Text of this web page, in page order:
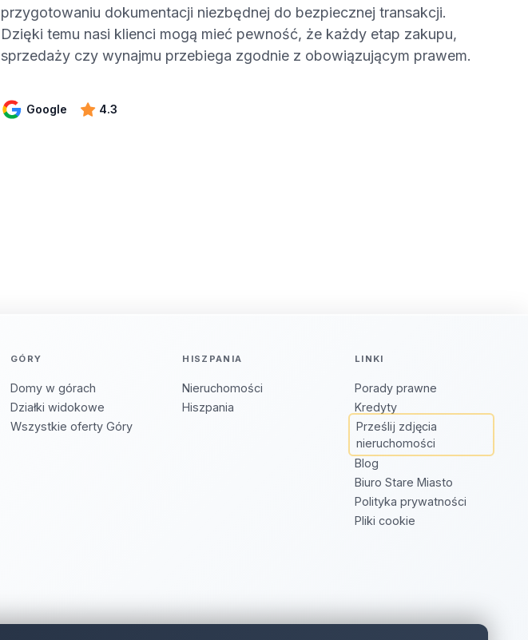
przygotowaniu dokumentacji niezbędnej do bezpiecznej transakcji.
Dzięki temu nasi klienci mogą mieć pewność, że każdy etap zakupu,
sprzedaży czy wynajmu przebiega zgodnie z obowiązującym prawem.
Google 4.3
GÓRY
Domy w górach
Działki widokowe
Wszystkie oferty Góry
HISZPANIA
Nieruchomości
Hiszpania
LINKI
Porady prawne
Kredyty
Prześlij zdjęcia
nieruchomości
Blog
Biuro Stare Miasto
Polityka prywatności
Pliki cookie